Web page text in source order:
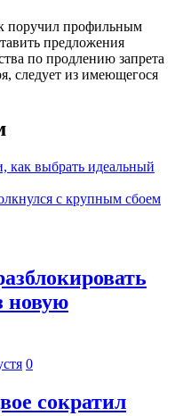
поручил профильным
предложения
по продлению запрета
следует из имеющегося
как выбрать идеальный
с крупным сбоем
новую
0
сократил